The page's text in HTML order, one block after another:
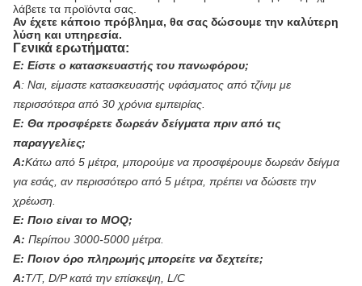
λάβετε τα προϊόντα σας.
Αν έχετε κάποιο πρόβλημα, θα σας δώσουμε την καλύτερη
λύση και υπηρεσία.
Γενικά ερωτήματα:
Ε: Είστε ο κατασκευαστής του πανωφόρου;
Α: Ναι, είμαστε κατασκευαστής υφάσματος από τζίνιμ με
περισσότερα από 30 χρόνια εμπειρίας.
Ε: Θα προσφέρετε δωρεάν δείγματα πριν από τις
παραγγελίες;
Α:Κάτω από 5 μέτρα, μπορούμε να προσφέρουμε δωρεάν δείγμα
για εσάς, αν περισσότερο από 5 μέτρα, πρέπει να δώσετε την
χρέωση.
Ε: Ποιο είναι το MOQ;
Α: Περίπου 3000-5000 μέτρα.
Ε: Ποιον όρο πληρωμής μπορείτε να δεχτείτε;
Α:T/T, D/P κατά την επίσκεψη, L/C